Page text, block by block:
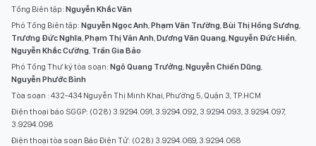
Tổng Biên tập: Nguyễn Khắc Văn
Phó Tổng Biên tập: Nguyễn Ngọc Anh,Phạm Văn Trường,Bùi Thị Hồng Sương,
Trương Đức Nghĩa,Phạm Thị Vân Anh,Dương Văn Quang,Nguyễn Đức Hiển,
Nguyễn Khắc Cường, Trần Gia Bảo
Phó Tổng Thư ký tòa soạn: Ngô Quang Trưởng,Nguyễn Chiến Dũng,
Nguyễn Phước Bình
Tòa soạn : 432-434 Nguyễn Thị Minh Khai, Phường 5, Quận 3, TP.HCM
Điện thoại báo SGGP: (028) 3.9294.091, 3.9294.092, 3.9294.093, 3.9294.097,
3.9294.098
Điện thoại tòa soạn Báo Điện Tử: (028) 3.9294.069, 3.9294.068